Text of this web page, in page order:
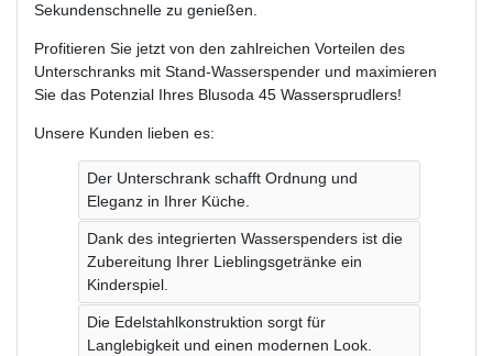
Sekundenschnelle zu genießen.
Profitieren Sie jetzt von den zahlreichen Vorteilen des
Unterschranks mit Stand-Wasserspender und maximieren
Sie das Potenzial Ihres Blusoda 45 Wassersprudlers!
Unsere Kunden lieben es:
Der Unterschrank schafft Ordnung und
Eleganz in Ihrer Küche.
Dank des integrierten Wasserspenders ist die
Zubereitung Ihrer Lieblingsgetränke ein
Kinderspiel.
Die Edelstahlkonstruktion sorgt für
Langlebigkeit und einen modernen Look.